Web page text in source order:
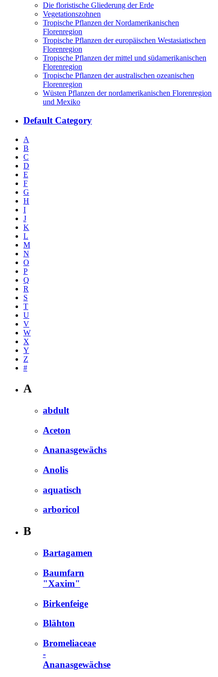
Die floristische Gliederung der Erde
Vegetationszohnen
Tropische Pflanzen der Nordamerikanischen
Florenregion
Tropische Pflanzen der europäischen Westasiatischen
Florenregion
Tropische Pflanzen der mittel und südamerikanischen
Florenregion
Tropische Pflanzen der australischen ozeanischen
Florenregion
Wüsten Pflanzen der nordamerikanischen Florenregion
und Mexiko
Default Category
A
B
C
D
E
F
G
H
I
J
K
L
M
N
O
P
Q
R
S
T
U
V
W
X
Y
Z
#
A
abdult
Aceton
Ananasgewächs
Anolis
aquatisch
arboricol
B
Bartagamen
Baumfarn
"Xaxim"
Birkenfeige
Blähton
Bromeliaceae
-
Ananasgewächse